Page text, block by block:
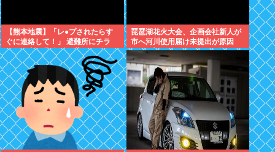
【熊本地震】「レ●プされたらす
ぐに連絡して！」 避難所にチラ
シ。 無料で緊急避妊薬を届けるシ
ステムを実現へ
琵琶湖花火大会、企画会社新人が
市へ河川使用届け未提出が原因
→Xで告知したらできると思った